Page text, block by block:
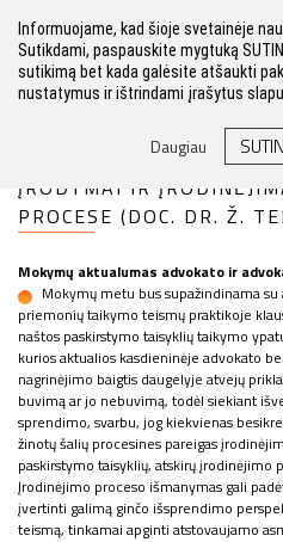
ĮRODYMAI IR
PROCESE (DOC. DR. Ž.
Mokymų aktualumas advokato ir
Mokymų metu bus supažindinama
priemonių taikymo teismų praktikoje
naštos paskirstymo taisyklių taikymo
kurios aktualios kasdieninėje advokato
nagrinėjimo baigtis daugelyje atvejų
buvimą ar jo nebuvimą, todėl siekiant
sprendimo, svarbu, jog kiekvienas
žinotų šalių procesines pareigas
paskirstymo taisyklių, atskirų įrodinėjimo
Įrodinėjimo proceso išmanymas gali
įvertinti galimą ginčo išsprendimo
teismą, tinkamai apginti atstovaujamo
Informuojame, kad šioje svetainėje
Sutikdami, paspauskite mygtuką
sutikimą bet kada galėsite atšaukti
nustatymus ir ištrindami įrašytus
Daugiau